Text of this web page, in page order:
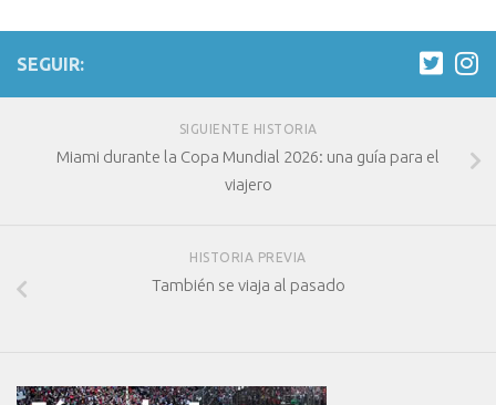
SEGUIR:
SIGUIENTE HISTORIA
Miami durante la Copa Mundial 2026: una guía para el
viajero
HISTORIA PREVIA
También se viaja al pasado